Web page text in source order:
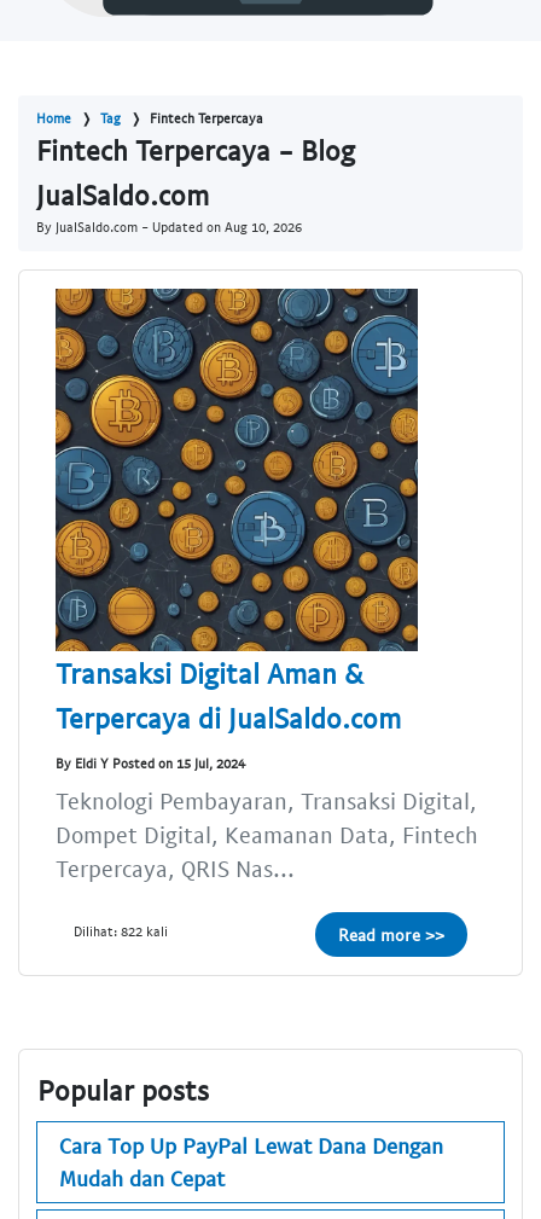
Home Tag Fintech Terpercaya
Fintech Terpercaya - Blog
JualSaldo.com
By JualSaldo.com - Updated on Aug 10, 2026
Transaksi Digital Aman &
Terpercaya di JualSaldo.com
By Eldi Y Posted on 15 Jul, 2024
Teknologi Pembayaran, Transaksi Digital,
Dompet Digital, Keamanan Data, Fintech
Terpercaya, QRIS Nas...
Dilihat: 822 kali Read more >>
Popular posts
Cara Top Up PayPal Lewat Dana Dengan
Mudah dan Cepat